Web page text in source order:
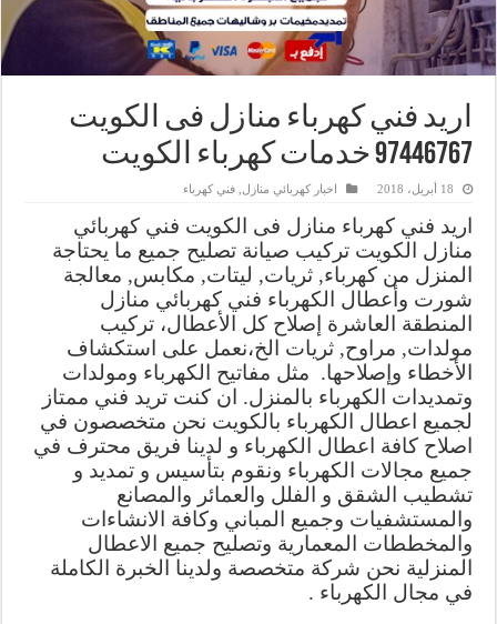
اريد فني كهرباء منازل فى الكويت
97446767‬ خدمات كهرباء الكويت
18 أبريل، 2018 اخبار كهربائي منازل ,فني كهرباء
اريد فني كهرباء منازل فى الكويت فني كهربائي
منازل الكويت تركيب صيانة تصليح جميع ما يحتاجة
المنزل من كهرباء, ثريات, ليتات, مكابس, معالجة
شورت وأعطال الكهرباء فني كهربائي منازل
المنطقة العاشرة إصلاح كل الأعطال، تركيب
مولدات, مراوح, ثريات الخ،نعمل على استكشاف
الأخطاء وإصلاحها. مثل مفاتيح الكهرباء ومولدات
وتمديدات الكهرباء بالمنزل. ان كنت تريد فني ممتاز
لجميع اعطال الكهرباء بالكويت نحن متخصصون في
اصلاح كافة اعطال الكهرباء و لدينا فريق محترف في
جميع مجالات الكهرباء ونقوم بتأسيس و تمديد و
تشطيب الشقق و الفلل والعمائر والمصانع
والمستشفيات وجميع المباني وكافة الانشاءات
والمخططات المعمارية وتصليح جميع الاعطال
المنزلية نحن شركة متخصصة ولدينا الخبرة الكاملة
في مجال الكهرباء .